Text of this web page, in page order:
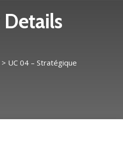
> UC 04 – Stratégique